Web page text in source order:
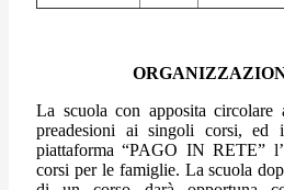
La scuola con apposita circolare
preadesioni ai singoli corsi, ed
piattaforma “PAGO IN RETE”
corsi per le famiglie. La scuola